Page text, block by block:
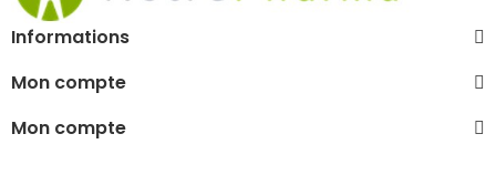
Informations
Mon compte
Mon compte